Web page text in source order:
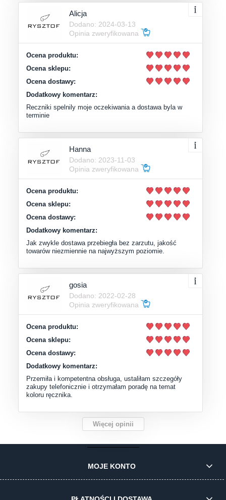
Alicja
Dodano: 2024-03-13
Opinia zweryfikowana
Ocena produktu:
Ocena sklepu:
Ocena dostawy:
Dodatkowy komentarz:
Reczniki spelnily moje oczekiwania a dostawa byla w
terminie
Hanna
Dodano: 2023-11-03
Opinia zweryfikowana
Ocena produktu:
Ocena sklepu:
Ocena dostawy:
Dodatkowy komentarz:
Jak zwykle dostawa przebiegła bez zarzutu, jakość
towarów niezmiennie na najwyższym poziomie.
gosia
Dodano: 2022-02-28
Opinia zweryfikowana
Ocena produktu:
Ocena sklepu:
Ocena dostawy:
Dodatkowy komentarz:
Przemiła i kompetentna obsługa, ustaliłam szczegóły
zakupy telefonicznie i otrzymałam poradę na temat
koloru ręcznika.
Więcej opinii
MOJE KONTO